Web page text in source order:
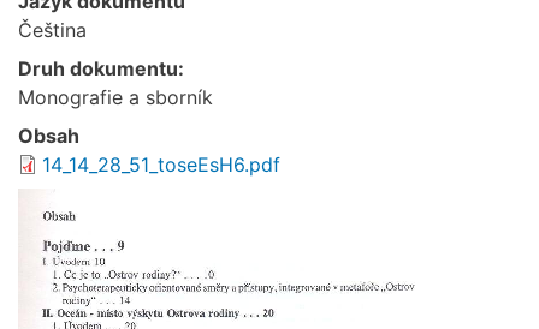
Čeština
Druh dokumentu:
Monografie a sborník
Obsah
14_14_28_51_toseEsH6.pdf